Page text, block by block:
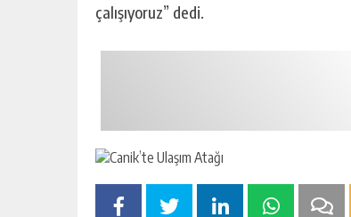
çalışıyoruz” dedi.